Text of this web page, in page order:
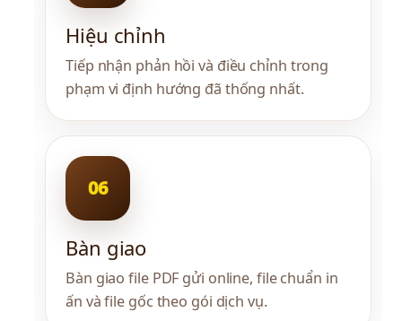
Hiệu chỉnh
Tiếp nhận phản hồi và điều chỉnh trong
phạm vi định hướng đã thống nhất.
Bàn giao
Bàn giao file PDF gửi online, file chuẩn in
ấn và file gốc theo gói dịch vụ.